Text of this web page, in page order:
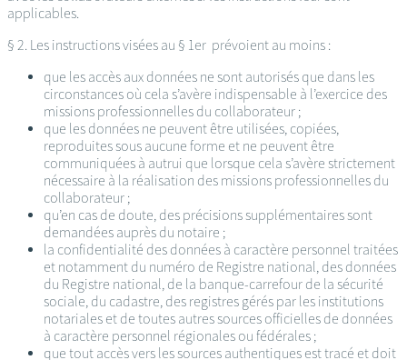
applicables.
§ 2. Les instructions visées au § 1er prévoient au moins :
que les accès aux données ne sont autorisés que dans les
circonstances où cela s’avère indispensable à l’exercice des
missions professionnelles du collaborateur ;
que les données ne peuvent être utilisées, copiées,
reproduites sous aucune forme et ne peuvent être
communiquées à autrui que lorsque cela s’avère strictement
nécessaire à la réalisation des missions professionnelles du
collaborateur ;
qu’en cas de doute, des précisions supplémentaires sont
demandées auprès du notaire ;
la confidentialité des données à caractère personnel traitées
et notamment du numéro de Registre national, des données
du Registre national, de la banque-carrefour de la sécurité
sociale, du cadastre, des registres gérés par les institutions
notariales et de toutes autres sources officielles de données
à caractère personnel régionales ou fédérales ;
que tout accès vers les sources authentiques est tracé et doit